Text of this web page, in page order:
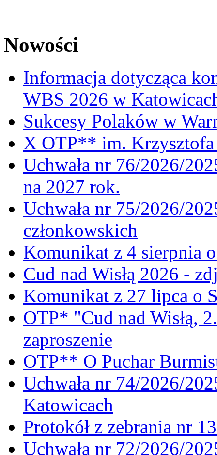
Nowości
Informacja dotycząca
WBS 2026 w
Sukcesy Polaków w
X OTP** im. Krzysztofa
Uchwała nr 76/2026/
na 2027 rok.
Uchwała nr 75/2026/
członkowskich
Komunikat z 4 sierpnia
Cud nad Wisłą 2026 -
Komunikat z 27 lipca o
OTP* "Cud nad Wisłą,
zaproszenie
OTP** O Puchar
Uchwała nr 74/2026/
Katowicach
Protokół z zebrania nr
Uchwała nr 72/2026/